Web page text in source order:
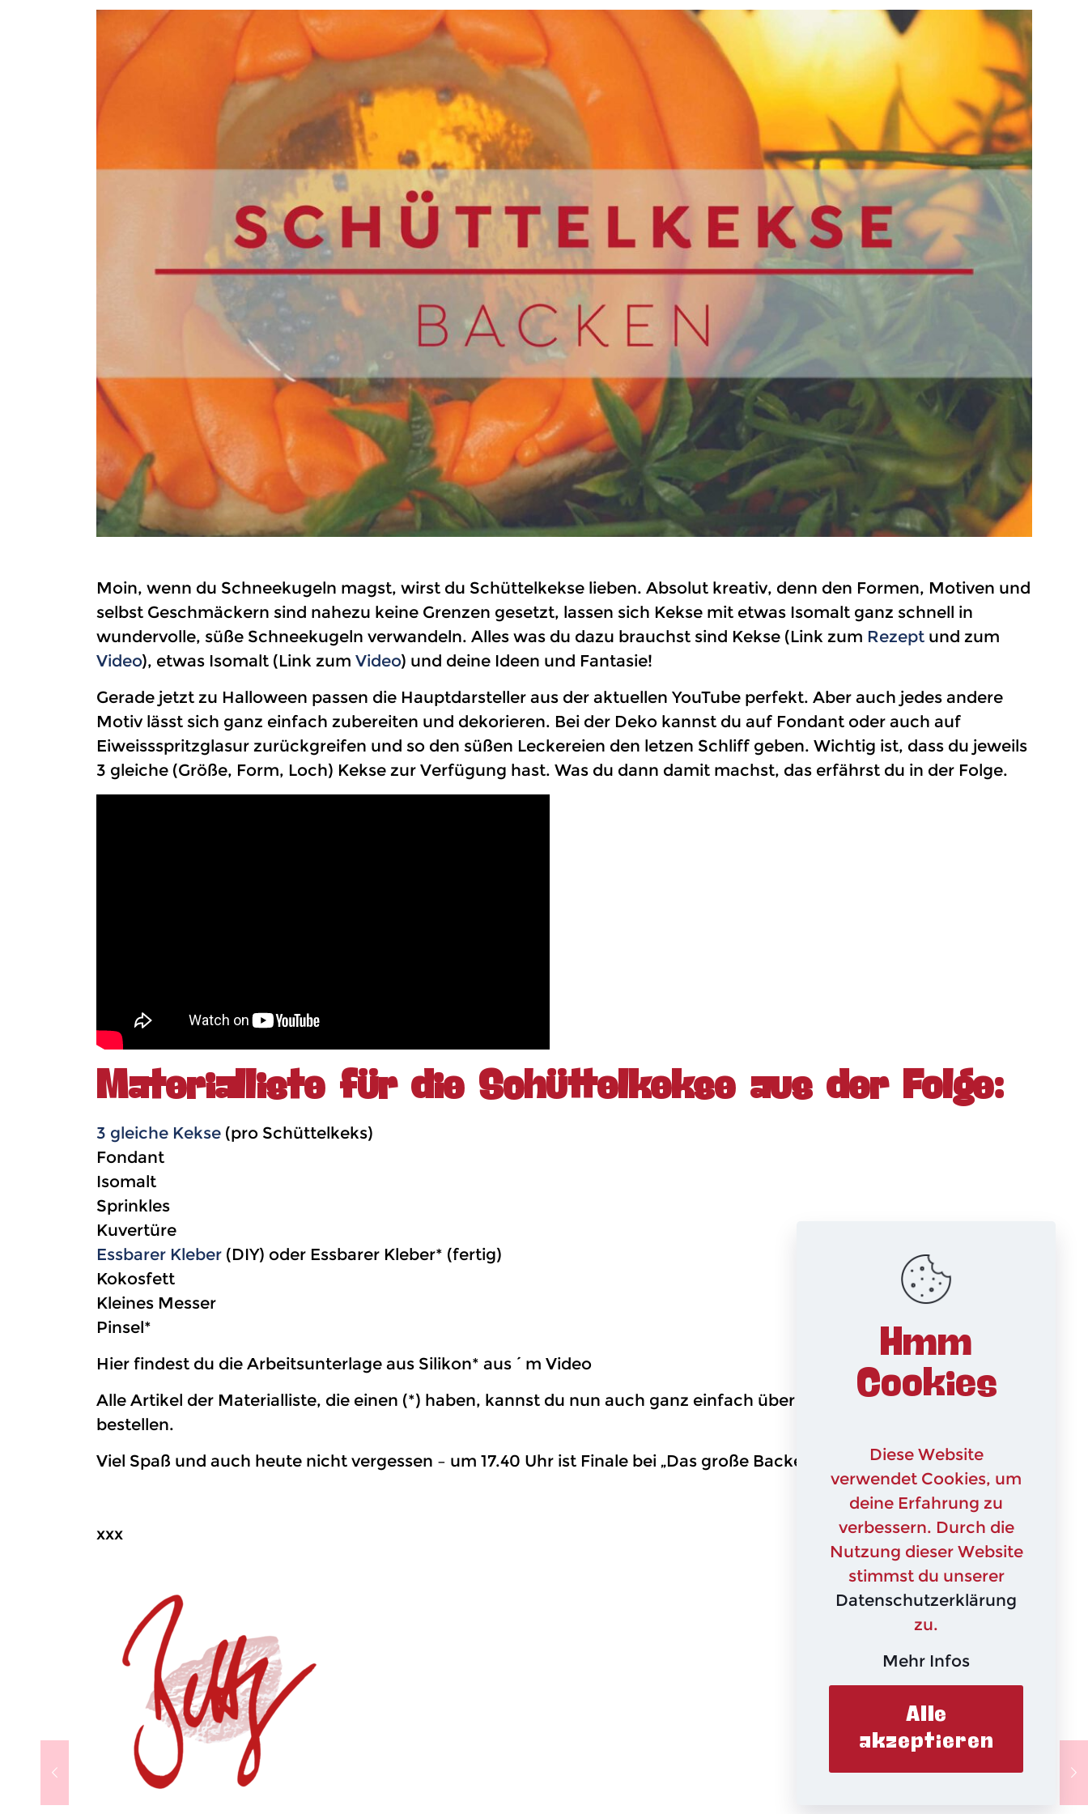
Moin, wenn du Schneekugeln magst, wirst du Schüttelkekse lieben. Absolut kreativ, denn den Formen, Motiven und
selbst Geschmäckern sind nahezu keine Grenzen gesetzt, lassen sich Kekse mit etwas Isomalt ganz schnell in
wundervolle, süße Schneekugeln verwandeln. Alles was du dazu brauchst sind Kekse (Link zum Rezeptund zum
Video), etwas Isomalt (Link zum Video) und deine Ideen und Fantasie!
Gerade jetzt zu Halloween passen die Hauptdarsteller aus der aktuellen YouTube perfekt. Aber auch jedes andere
Motiv lässt sich ganz einfach zubereiten und dekorieren. Bei der Deko kannst du auf Fondant oder auch auf
Eiweissspritzglasur zurückgreifen und so den süßen Leckereien den letzen Schliff geben. Wichtig ist, dass du jeweils
3 gleiche (Größe, Form, Loch) Kekse zur Verfügung hast. Was du dann damit machst, das erfährst du in der Folge.
Materialliste für die Schüttelkekse aus der Folge:
3 gleiche Kekse(pro Schüttelkeks)
Fondant
Isomalt
Sprinkles
Kuvertüre
Essbarer Kleber(DIY) oder Essbarer Kleber* (fertig)
Kokosfett
Kleines Messer
Pinsel*
Hier findest du die Arbeitsunterlage aus Silikon* aus´m Video
Alle Artikel der Materialliste, die einen (*) haben, kannst du nun auch ganz einfach über meinenOnline-Shop
bestellen.
Viel Spaß und auch heute nicht vergessen – um 17.40 Uhr ist Finale bei „Das große Backen“ auf SAT.1
xxx
Hmm
Cookies
Diese Website
verwendet Cookies, um
deine Erfahrung zu
verbessern. Durch die
Nutzung dieser Website
stimmst du unserer
Datenschutzerklärung
zu.
Mehr Infos
Alle
akzeptieren